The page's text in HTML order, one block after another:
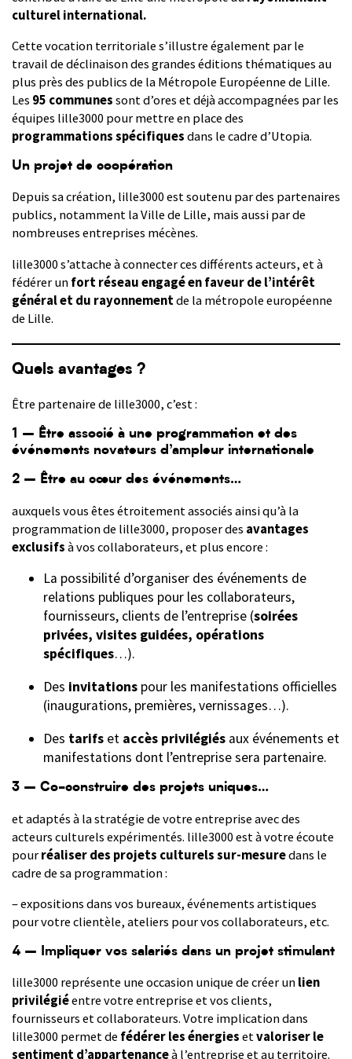
culturel international.
Cette vocation territoriale s’illustre également par le
travail de déclinaison des grandes éditions thématiques au
plus près des publics de la Métropole Européenne de Lille.
Les 95 communessont d’ores et déjà accompagnées par les
équipes lille3000 pour mettre en place des
programmations spécifiquesdans le cadre d’Utopia.
Un projet de coopération
Depuis sa création, lille3000 est soutenu par des partenaires
publics, notamment la Ville de Lille, mais aussi par de
nombreuses entreprises mécènes.
lille3000 s’attache à connecter ces différents acteurs, et à
fédérer unfort réseau engagé en faveur de l’intérêt
général et du rayonnementde la métropole européenne
de Lille.
Quels avantages ?
Être partenaire de lille3000, c’est :
1 – Être associé à une programmation et des
événements novateurs d’ampleur internationale
2 – Être au cœur des événements…
auxquels vous êtes étroitement associés ainsi qu’à la
programmation de lille3000, proposer des avantages
exclusifsà vos collaborateurs, et plus encore :
La possibilité d’organiser des événements de
relations publiques pour les collaborateurs,
fournisseurs, clients de l’entreprise (soirées
privées, visites guidées, opérations
spécifiques…).
Des invitations pour les manifestations officielles
(inaugurations, premières, vernissages…).
Des tarifs et accès privilégiés aux événements et
manifestations dont l’entreprise sera partenaire.
3 – Co-construire des projets uniques…
et adaptés à la stratégie de votre entreprise avec des
acteurs culturels expérimentés. lille3000 est à votre écoute
pourréaliser des projets culturels sur-mesuredans le
cadre de sa programmation :
– expositions dans vos bureaux, événements artistiques
pour votre clientèle, ateliers pour vos collaborateurs, etc.
4 – Impliquer vos salariés dans un projet stimulant
lille3000 représente une occasion unique de créer unlien
privilégiéentre votre entreprise et vos clients,
fournisseurs et collaborateurs. Votre implication dans
lille3000 permet defédérer les énergiesetvaloriser le
sentiment d’appartenanceà l’entreprise et au territoire.